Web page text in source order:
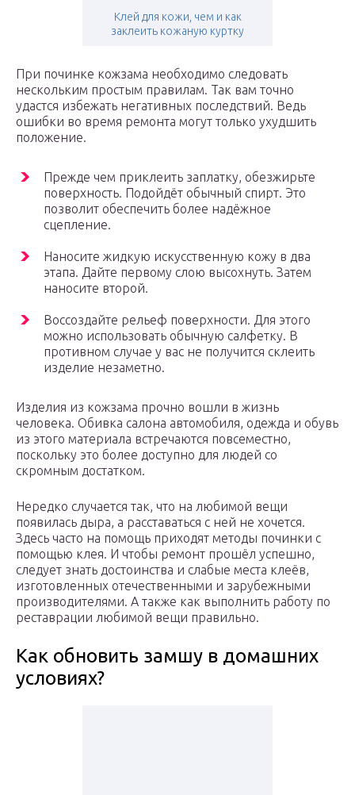
Клей для кожи, чем и как
заклеить кожаную куртку
При починке кожзама необходимо следовать
нескольким простым правилам. Так вам точно
удастся избежать негативных последствий. Ведь
ошибки во время ремонта могут только ухудшить
положение.
Прежде чем приклеить заплатку, обезжирьте
поверхность. Подойдёт обычный спирт. Это
позволит обеспечить более надёжное
сцепление.
Наносите жидкую искусственную кожу в два
этапа. Дайте первому слою высохнуть. Затем
наносите второй.
Воссоздайте рельеф поверхности. Для этого
можно использовать обычную салфетку. В
противном случае у вас не получится склеить
изделие незаметно.
Изделия из кожзама прочно вошли в жизнь
человека. Обивка салона автомобиля, одежда и обувь
из этого материала встречаются повсеместно,
поскольку это более доступно для людей со
скромным достатком.
Нередко случается так, что на любимой вещи
появилась дыра, а расставаться с ней не хочется.
Здесь часто на помощь приходят методы починки с
помощью клея. И чтобы ремонт прошёл успешно,
следует знать достоинства и слабые места клеёв,
изготовленных отечественными и зарубежными
производителями. А также как выполнить работу по
реставрации любимой вещи правильно.
Как обновить замшу в домашних
условиях?